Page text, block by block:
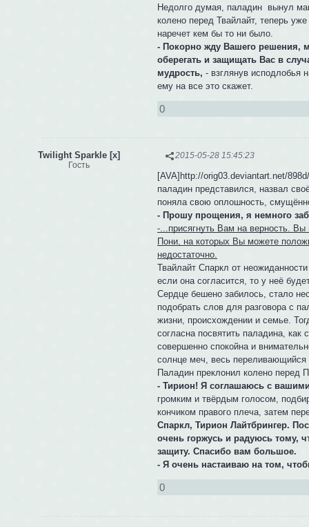
Недолго думая, паладин вынул
колено перед Твайлайт, теперь
наречет кем бы то ни было.
- Покорно жду Вашего решения,
оберегать и защищать Вас в
мудрость, - взглянув исподлобья
ему на все это скажет.
0
2015-05-28 15:45:23
Twilight Sparkle [x]
Гость
[AVA]http://orig03.deviantart.net/
паладин представился, назвал
поняла свою оплошность,
- Прошу прощения, я немного
-...присягнуть Вам на верность.
Пони, на которых Вы можете
недостаточно.
Твайлайт Спаркл от
если она согласится, то у неё
Сердце бешено забилось, стало
подобрать слов для разговора с
жизни, происхождении и семье.
согласна посвятить паладина,
совершенно спокойна и
солнце меч, весь
Паладин преклонил колено перед
- Тирион! Я соглашаюсь с
громким и твёрдым голосом,
кончиком правого плеча, затем
Спаркл, Тирион Лайтбрингер.
очень горжусь и радуюсь тому,
защиту. Спасибо вам большое.
- Я очень настаиваю на том,
0